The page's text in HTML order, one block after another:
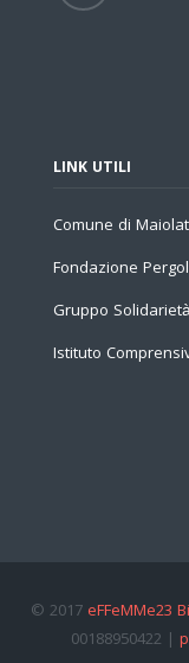
LINK UTILI
Comune di
Fondazione
Gruppo
Istituto
© 2017 eFFeMMe23
00188950422 |